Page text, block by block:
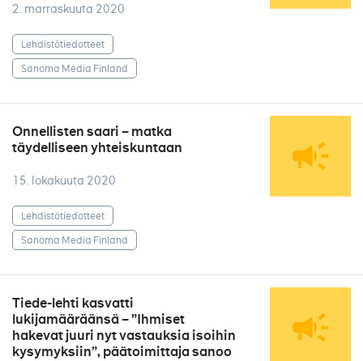
2. marraskuuta 2020
Lehdistötiedotteet
Sanoma Media Finland
Onnellisten saari – matka
täydelliseen yhteiskuntaan
15. lokakuuta 2020
Lehdistötiedotteet
Sanoma Media Finland
Tiede-lehti kasvatti
lukijamääräänsä – ”Ihmiset
hakevat juuri nyt vastauksia isoihin
kysymyksiin”, päätoimittaja sanoo